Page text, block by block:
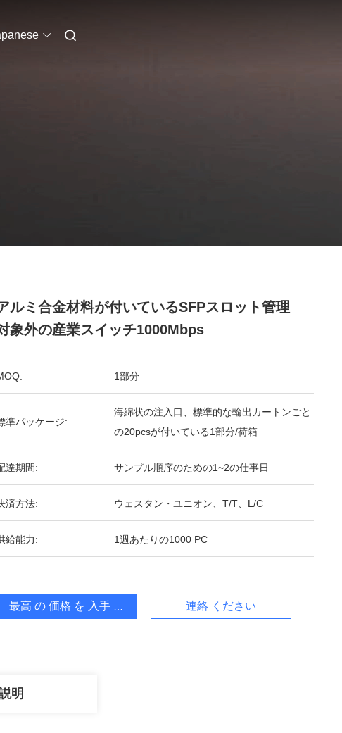
ルミ合金材料が付いているSFPスロット管理
象外の産業スイッチ1000Mbps
1部分
準パッケージ:
海綿状の注入口、標準的な輸出カートンごと
の20pcsが付いている1部分/荷箱
達期間: サンプル順序のための1~2の仕事日
済方法: ウェスタン・ユニオン、T/T、L/C
給能力: 1週あたりの1000 PC
最高 の 価格 を 入手 する 連絡 ください
明